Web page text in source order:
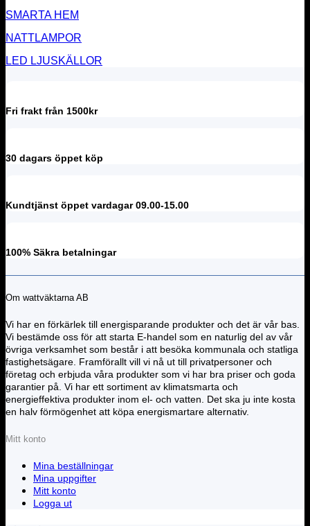
SMARTA HEM
NATTLAMPOR
LED LJUSKÄLLOR
Fri frakt från 1500kr
30 dagars öppet köp
Kundtjänst öppet vardagar 09.00-15.00
100% Säkra betalningar
Om wattväktarna AB
Vi har en förkärlek till energisparande produkter och det är vår bas.
Vi bestämde oss för att starta E-handel som en naturlig del av vår
övriga verksamhet som består i att besöka kommunala och statliga
fastighetsägare. Framförallt vill vi nå ut till privatpersoner och
företag och erbjuda våra produkter som vi har bra priser och goda
garantier på. Vi har ett sortiment av klimatsmarta och
energieffektiva produkter inom el- och vatten. Det ska ju inte kosta
en halv förmögenhet att köpa energismartare alternativ.
Mitt konto
Mina beställningar
Mina uppgifter
Mitt konto
Logga ut